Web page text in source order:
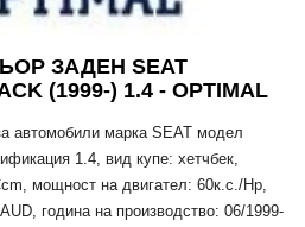
ЗАДЕН SEAT
(1999-) 1.4 - OPTIMAL
марка SEAT модел
1.4, вид купе: хетчбек,
мощност на двигател: 60к.с./Hp,
година на производство: 06/1999-